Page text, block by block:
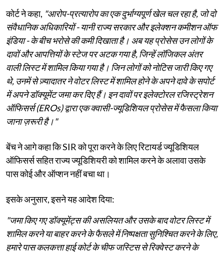
कोर्ट ने कहा, "आरोप-प्रत्यारोप का एक दुर्भाग्यपूर्ण खेल चल रहा है, जो दो
संवैधानिक अधिकारियों - यानी राज्य सरकार और इलेक्शन कमीशन ऑफ
इंडिया - के बीच भरोसे की कमी दिखाता है। अब यह प्रोसेस उन लोगों के
दावों और आपत्तियों के स्टेज पर अटक गया है, जिन्हें लॉजिकल अंतर
वाली लिस्ट में शामिल किया गया है। जिन लोगों को नोटिस जारी किए गए
थे, उनमें से ज़्यादातर ने वोटर लिस्ट में शामिल होने के अपने दावे के सपोर्ट
में अपने डॉक्यूमेंट जमा कर दिए हैं। इन दावों पर इलेक्टोरल रजिस्ट्रेशन
ऑफिसर्स (EROs) द्वारा एक क्वासी-ज्यूडिशियल प्रोसेस में फैसला किया
जाना ज़रूरी है।"
बेंच ने आगे कहा कि SIR को पूरा करने के लिए रिटायर्ड ज्यूडिशियल
ऑफिसर्स सहित राज्य ज्यूडिशियरी को शामिल करने के अलावा उसके
पास कोई और ऑप्शन नहीं बचा था।
इसके अनुसार, इसने यह आदेश दिया:
"जमा किए गए डॉक्यूमेंट्स की असलियत और उसके बाद वोटर लिस्ट में
शामिल करने या बाहर करने के फैसले में निष्पक्षता सुनिश्चित करने के लिए,
हमारे पास कलकत्ता हाई कोर्ट के चीफ जस्टिस से रिक्वेस्ट करने के